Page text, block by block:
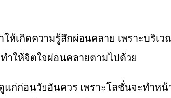
ห้เกิดความรู้สึกผ่อนคลาย เพราะบริ
ให้จิตใจผ่อนคลายตามไปด้วย
แก่ก่อนวัยอันควร เพราะโลชั่นจะทำห